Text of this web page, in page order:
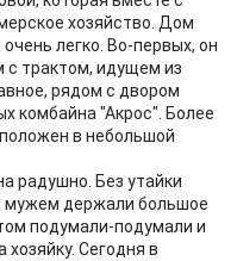
хозяйство. Дом
легко. Во-первых, он
с трактом, идущем из
рядом с двором
комбайна "Акрос". Более
в небольшой
радушно. Без утайки
мужем держали большое
подумали-подумали и
Сегодня в